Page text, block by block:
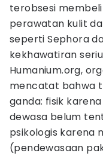
terobsesi
perawatan kulit
seperti Sephora
kekhawatiran
Humanium.org,
mencatat bahwa
ganda: fisik
dewasa belum
psikologis karena
(pendewasaan